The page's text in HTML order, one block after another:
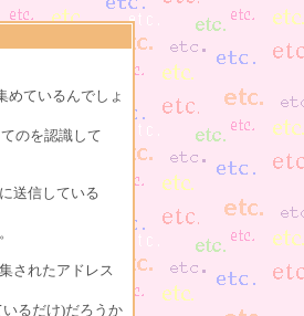
めているんでしょ
のを認識して
送信している
されたアドレス
るだけ)だろうか